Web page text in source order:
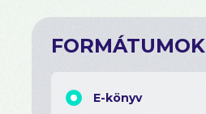
FORMÁTUMOK
E-könyv